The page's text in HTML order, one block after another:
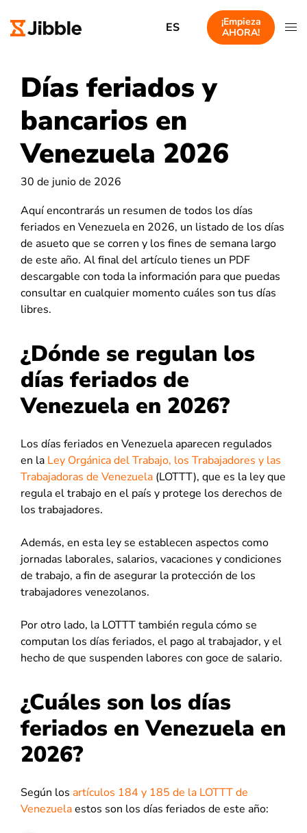
ES
¡Empieza
AHORA!
Días feriados y
bancarios en
Venezuela 2026
30 de junio de 2026
Aquí encontrarás un resumen de todos los días
feriados en Venezuela en 2026, un listado de los días
de asueto que se corren y los fines de semana largo
de este año. Al final del artículo tienes un PDF
descargable con toda la información para que puedas
consultar en cualquier momento cuáles son tus días
libres.
¿Dónde se regulan los
días feriados de
Venezuela en 2026?
Los días feriados en Venezuela aparecen regulados
en la Ley Orgánica del Trabajo, los Trabajadores y las
Trabajadoras de Venezuela (LOTTT), que es la ley que
regula el trabajo en el país y protege los derechos de
los trabajadores.
Además, en esta ley se establecen aspectos como
jornadas laborales, salarios, vacaciones y condiciones
de trabajo, a fin de asegurar la protección de los
trabajadores venezolanos.
Por otro lado, la LOTTT también regula cómo se
computan los días feriados, el pago al trabajador, y el
hecho de que suspenden labores con goce de salario.
¿Cuáles son los días
feriados en Venezuela en
2026?
Según los artículos 184 y 185 de la LOTTT de
Venezuelaestos son los días feriados de este año: